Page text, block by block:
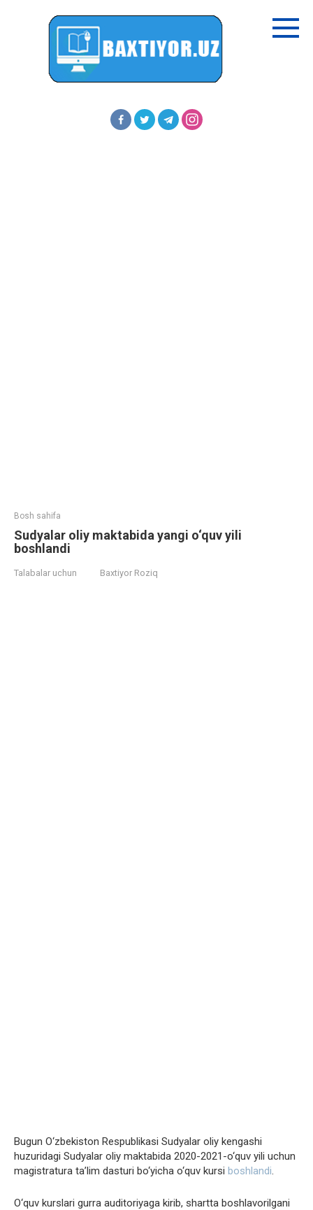
Bosh sahifa
Sudyalar oliy maktabida yangi o‘quv yili
boshlandi
Talabalar uchun Baxtiyor Roziq
Bugun O‘zbekiston Respublikasi Sudyalar oliy kengashi
huzuridagi Sudyalar oliy maktabida 2020-2021-o‘quv yili uchun
magistratura ta’lim dasturi bo‘yicha o‘quv kursi boshlandi
O‘quv kurslari gurra auditoriyaga kirib, shartta boshlavorilgani